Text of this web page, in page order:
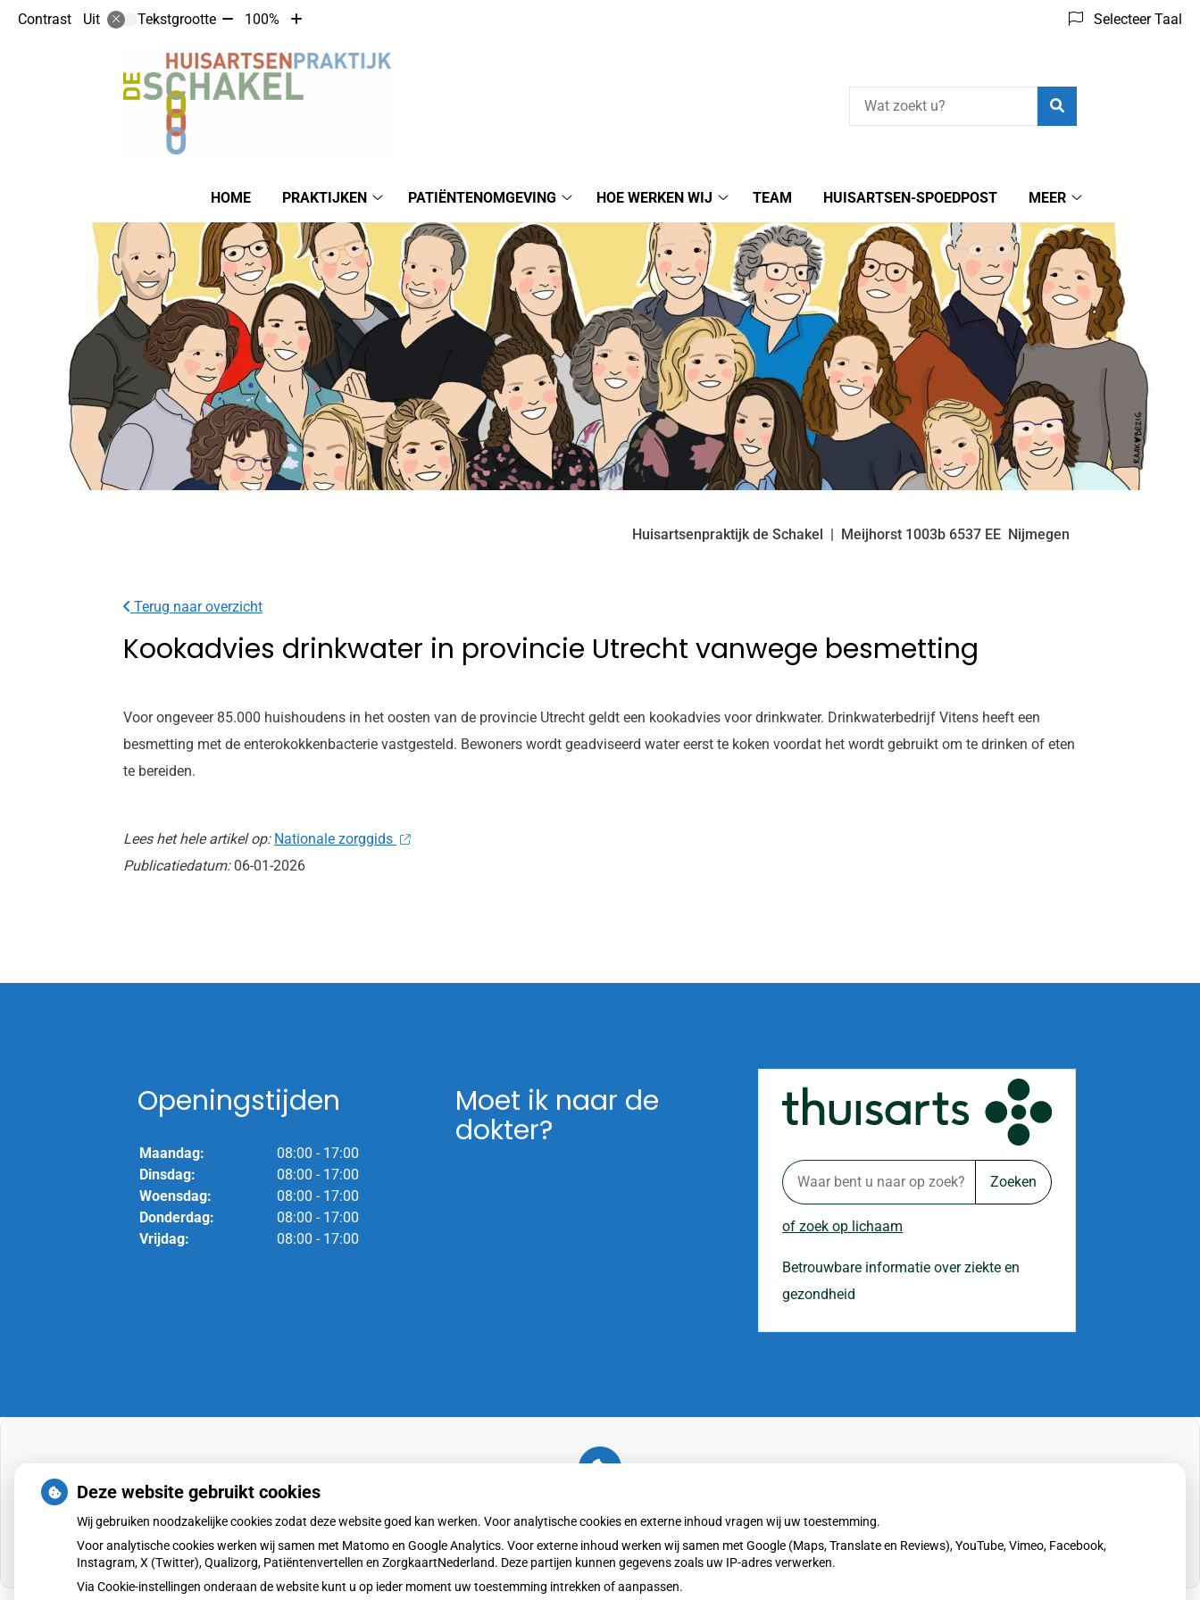
Contrast Uit Tekstgrootte Tekst
met
10%
100%
Tekst
met
10%
Selecteer Taal
Hoofdmenu
HOME
PRAKTIJKEN
submenu
PATIËNTENOMGEVING
HOE WERKEN WIJ
werken
wij
submenu
TEAM HUISARTSEN-SPOEDPOST
MEER
submenu
Huisartsenpraktijk de Schakel Meijhorst 1003b 6537 EE Nijmegen
Terug naar overzicht
Kookadvies drinkwater in provincie Utrecht vanwege besmetting
Voor ongeveer 85.000 huishoudens in het oosten van de provincie Utrecht geldt een kookadvies voor drinkwater. Drinkwaterbedrijf Vitens heeft een
besmetting met de enterokokkenbacterie vastgesteld. Bewoners wordt geadviseerd water eerst te koken voordat het wordt gebruikt om te drinken of eten
te bereiden.
Lees het hele artikel op: Nationale zorggids
Publicatiedatum: 06-01-2026
Openingstijden
Maandag:
08:00 - 17:00
Dinsdag:
08:00 - 17:00
Woensdag:
08:00 - 17:00
Donderdag:
08:00 - 17:00
Vrijdag:
08:00 - 17:00
Moet ik naar de
dokter?
Zoeken
of zoek op lichaam
Betrouwbare informatie over ziekte en
gezondheid
externe inhoud
die nodig is om dit te zien.
Cookie-instellingen wijzigen
Deze website gebruikt cookies
Wij gebruiken noodzakelijke cookies zodat deze website goed kan werken. Voor analytische cookies en externe inhoud vragen wij uw toestemming.
Voor analytische cookies werken wij samen met Matomo en Google Analytics. Voor externe inhoud werken wij samen met Google (Maps, Translate en Reviews), YouTube, Vimeo, Facebook,
Instagram, X (Twitter), Qualizorg, Patiëntenvertellen en ZorgkaartNederland. Deze partijen kunnen gegevens zoals uw IP-adres verwerken.
Via Cookie-instellingen onderaan de website kunt u op ieder moment uw toestemming intrekken of aanpassen.